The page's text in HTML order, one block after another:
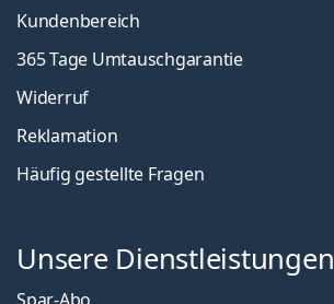
Kundenbereich
365 Tage Umtauschgarantie
Widerruf
Reklamation
Häufig gestellte Fragen
Unsere Dienstleistungen